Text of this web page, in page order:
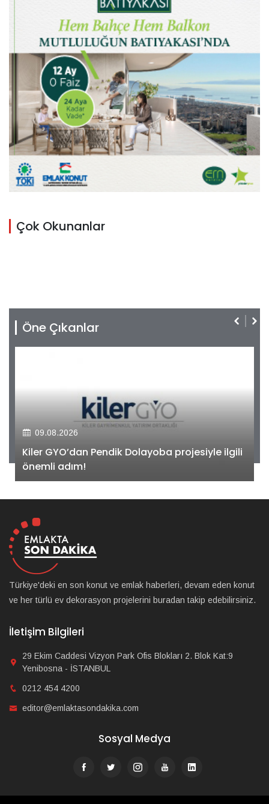
Çok Okunanlar
Öne Çıkanlar
09.08.2026
Kiler GYO’dan Pendik Dolayoba projesiyle ilgili
önemli adım!
Türkiye'deki en son konut ve emlak haberleri, devam eden konut
ve her türlü ev dekorasyon projelerini buradan takip edebilirsiniz.
İletişim Bilgileri
29 Ekim Caddesi Vizyon Park Ofis Blokları 2. Blok Kat:9
Yenibosna - İSTANBUL
0212 454 4200
editor@emlaktasondakika.com
Sosyal Medya